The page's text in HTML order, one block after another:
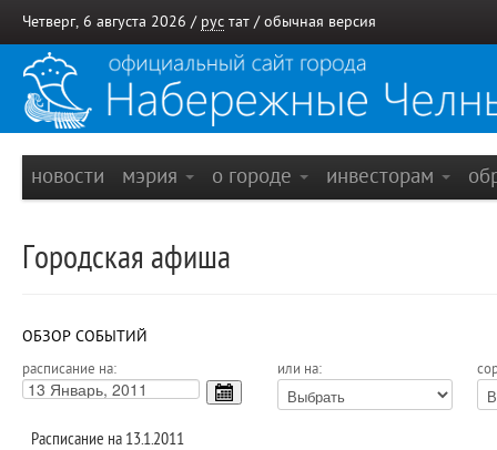
Четверг, 6 августа 2026 / рус тат / обычная версия
новости мэрия о городе инвесторам
Городская афиша
ОБЗОР СОБЫТИЙ
расписание на: или на:
Расписание на 13.1.2011